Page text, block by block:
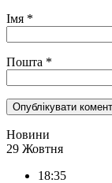
Імя *
Пошта *
Новини
29 Жовтня
18:35